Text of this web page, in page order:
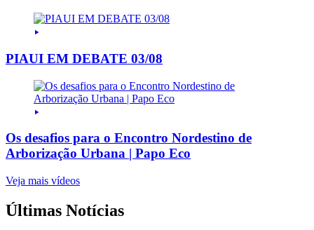
PIAUI EM DEBATE 03/08
Os desafios para o Encontro Nordestino de
Arborização Urbana | Papo Eco
Veja mais vídeos
Últimas Notícias